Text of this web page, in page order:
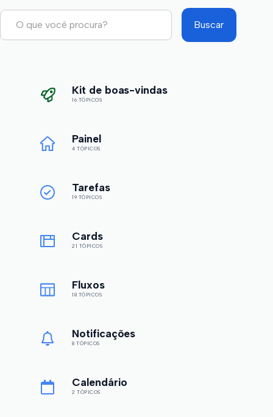
Kit de boas-vindas
16 TÓPICOS
Painel
4 TÓPICOS
Tarefas
19 TÓPICOS
Cards
21 TÓPICOS
Fluxos
18 TÓPICOS
Notificações
8 TÓPICOS
Calendário
2 TÓPICOS